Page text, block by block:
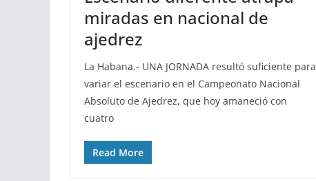
miradas en nacional de
ajedrez
La Habana.- UNA JORNADA resultó suficiente para
variar el escenario en el Campeonato Nacional
Absoluto de Ajedrez, que hoy amaneció con
cuatro
Read More